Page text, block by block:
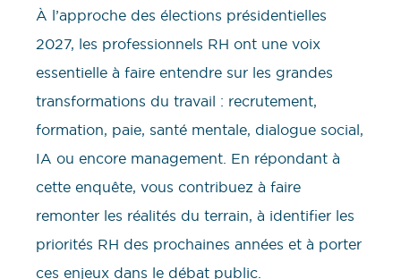
À l’approche des élections présidentielles
2027, les professionnels RH ont une voix
essentielle à faire entendre sur les grandes
transformations du travail : recrutement,
formation, paie, santé mentale, dialogue social,
IA ou encore management. En répondant à
cette enquête, vous contribuez à faire
remonter les réalités du terrain, à identifier les
priorités RH des prochaines années et à porter
ces enjeux dans le débat public.